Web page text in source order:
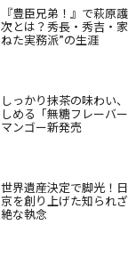
『豊臣兄弟！』で萩原
次とは？秀長・秀吉・
ねた実務派”の生涯
しっかり抹茶の味わい
しめる「無糖フレーバ
マンゴー新発売
世界遺産決定で脚光！
京を創り上げた知られ
絶な執念